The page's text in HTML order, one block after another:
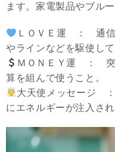
ます。家電製品やブル
ＬＯＶＥ運 ： 通信
やラインなどを駆使して
ＭＯＮＥＹ運 ： 突
算を組んで使うこと。
大天使メッセージ
にエネルギーが注入され